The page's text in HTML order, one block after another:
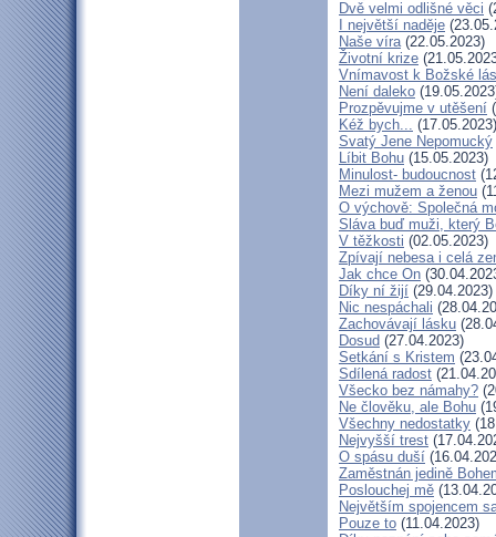
Dvě velmi odlišné věci
I největší naděje
Naše víra(22.05.2023)
Životní krize
Vnímavost k Božské
Není daleko
Prozpěvujme v utěšení
Kéž bych... (17.05.2023)
Svatý Jene Nepomucký
Líbit Bohu (15.05.2023)
Minulost- budoucnost
Mezi mužem a ženou
O výchově: Společná
Sláva buď muži, který
V těžkosti (02.05.2023)
Zpívají nebesa i celá
Jak chce On
Díky ní žijí (29.04.2023)
Nic nespáchali
Zachovávají lásku
Dosud (27.04.2023)
Setkání s Kristem
Sdílená radost
Všecko bez námahy?
Ne člověku, ale Bohu
Všechny nedostatky
Nejvyšší trest
O spásu duší
Zaměstnán jedině
Poslouchej mě
Největším spojencem
Pouze to (11.04.2023)